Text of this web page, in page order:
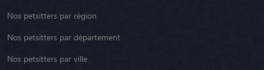
Nos petsitters par région
Nos petsitters par département
Nos petsitters par ville